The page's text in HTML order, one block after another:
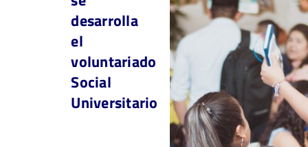
desarrolla
el
voluntariado
Social
Universitario